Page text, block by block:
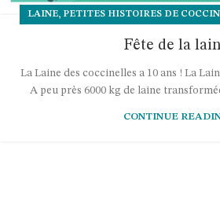
LAINE, PETITES HISTOIRES DE
Fête de la
La Laine des coccinelles a 10 ans ! La
A peu près 6000 kg de laine
CONTINUE